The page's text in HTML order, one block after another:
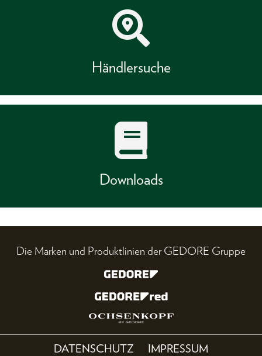
Händlersuche
Downloads
Die Marken und Produktlinien der GEDORE Gruppe
DATENSCHUTZ IMPRESSUM